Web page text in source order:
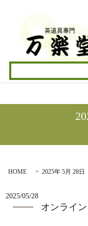
HOME 2025年 5月 28日
2025/05/28
オンライ